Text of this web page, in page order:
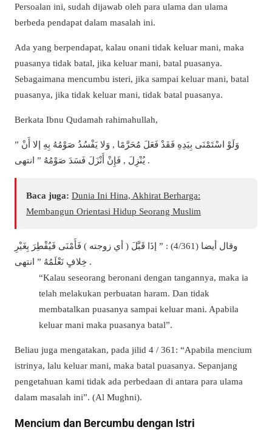
Persoalan ini, sudah dijawab oleh para ulama dan ulama
berbeda pendapat dalam masalah ini.
Ada yang berpendapat, kalau onani tidak keluar mani, maka
puasanya tidak batal, jika keluar mani, batal puasanya.
Sebagaimana mencumbu isteri, jika sampai keluar mani, batal
puasanya, jika tidak keluar mani, tidak batal puasanya.
Berkata Ibnu Qudamah rahimahullah,
” وَلَوْ اسْتَمْنَى بِيَدِهِ فَقَدْ فَعَلَ مُحَرَّمًا , وَلا يَفْسُدُ صَوْمُهُ بِهِ إلا أَنْ
يُنْزِلَ , فَإِنْ أَنْزَلَ فَسَدَ صَوْمُهُ ” انتهى .
Baca juga: Dunia Ini Hina, Akhirat Berharga:
Membangun Orientasi Hidup Seorang Muslim
وقال أيضا (4/361) : ” إذَا قَبَّلَ ( أي زوجته ) فَأَمْنَى فَيُفْطِرَ بِغَيْرِ
خِلافٍ نَعْلَمُهُ ” انتهى .
“Kalau seseorang beronani dengan tangannya, maka ia
telah melakukan perbuatan haram. Dan tidak
membatalkan puasanya sampai keluar mani. Apabila
keluar mani maka puasanya batal”.
Beliau juga mengatakan, pada jilid 4 / 361: “Apabila mencium
istrinya, lalu keluar mani, maka batal puasanya. Sepanjang
pengetahuan kami tidak ada perbedaan di antara para ulama
dalam masalah ini”. (Al Mughni).
Mencium dan Bercumbu dengan Istri